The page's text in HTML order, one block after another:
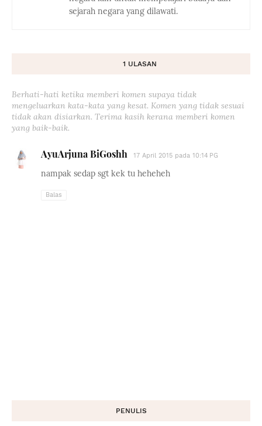
sejarah negara yang dilawati.
1 ULASAN
Berhati-hati ketika memberi komen supaya tidak
mengeluarkan kata-kata yang kesat. Komen yang tidak sesuai
tidak akan disiarkan. Terima kasih kerana memberi komen
yang baik-baik.
AyuArjuna BiGoshh 17 April 2015 pada 10:14 PG
nampak sedap sgt kek tu heheheh
Balas
PENULIS